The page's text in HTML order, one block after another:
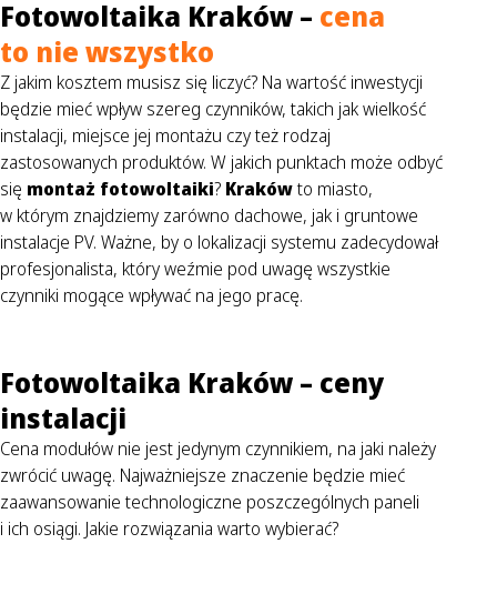
Fotowoltaika Kraków – cena
to nie wszystko
Z jakim kosztem musisz się liczyć? Na wartość inwestycji
będzie mieć wpływ szereg czynników, takich jak wielkość
instalacji, miejsce jej montażu czy też rodzaj
zastosowanych produktów. W jakich punktach może odbyć
się montaż fotowoltaiki? Krakówto miasto,
w którym znajdziemy zarówno dachowe, jak i gruntowe
instalacje PV. Ważne, by o lokalizacji systemu zadecydował
profesjonalista, który weźmie pod uwagę wszystkie
czynniki mogące wpływać na jego pracę.
Fotowoltaika Kraków – ceny
instalacji
Cena modułów nie jest jedynym czynnikiem, na jaki należy
zwrócić uwagę. Najważniejsze znaczenie będzie mieć
zaawansowanie technologiczne poszczególnych paneli
i ich osiągi. Jakie rozwiązania warto wybierać?